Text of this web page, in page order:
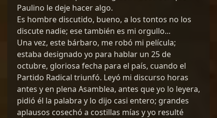
Paulino le deje hacer algo.
Es hombre discutido, bueno, a los tontos no los
discute nadie; ese también es mi orgullo...
Una vez, este bárbaro, me robó mi película;
estaba designado yo para hablar un 25 de
octubre, gloriosa fecha para el país, cuando el
Partido Radical triunfó. Leyó mi discurso horas
antes y en plena Asamblea, antes que yo lo leyera,
pidió él la palabra y lo dijo casi entero; grandes
aplausos cosechó a costillas mías y yo resulté